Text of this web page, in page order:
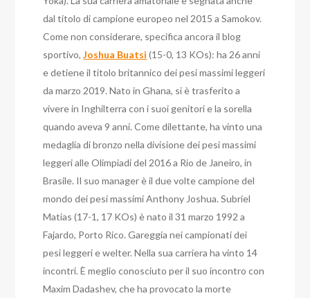
dal titolo di campione europeo nel 2015 a Samokov.
Come non considerare, specifica ancorail blog
sportivo,Joshua Buatsi (15-0, 13 KOs): ha 26 anni
e detiene il titolo britannico dei pesi massimi leggeri
da marzo 2019. Nato in Ghana, si è trasferito a
vivere in Inghilterra con i suoi genitori e la sorella
quando aveva 9 anni. Come dilettante, ha vinto una
medaglia di bronzo nella divisione dei pesi massimi
leggeri alle Olimpiadi del 2016 a Rio de Janeiro, in
Brasile. Il suo manager è il due volte campione del
mondo dei pesi massimi Anthony Joshua. Subriel
Matias (17-1, 17 KOs) è nato il 31 marzo 1992 a
Fajardo, Porto Rico. Gareggia nei campionati dei
pesi leggeri e welter. Nella sua carriera ha vinto 14
incontri. È meglio conosciuto per il suo incontro con
Maxim Dadashev, che ha provocato la morte